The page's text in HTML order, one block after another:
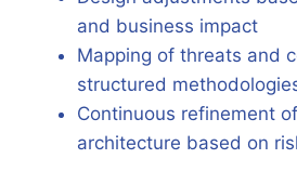
and business impact
Mapping of threats and
structured
Continuous refinement
architecture based on